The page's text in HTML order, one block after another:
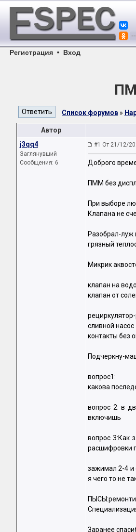
Регистрация • Вход
Список форумов »
Автор
j3qq4
Заглянувший
Сообщения: 6
#1 От 21/12/
Доброго
ПММ без
При выборе
Клапана не
Разобрал-луж
грязный
Микрик
клапан на
клапан от
сливной
контакты без
Подчеркну-
вопрос1:
какова
вопрос 2: в
включишь
вопрос 3:Как
расшифровки
зажимал 2-4 и
я чего то не
Заранее